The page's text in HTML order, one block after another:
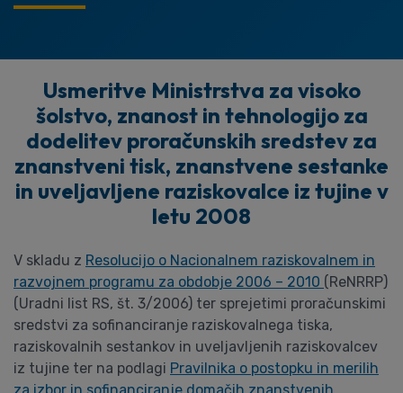
Usmeritve Ministrstva za visoko
šolstvo, znanost in tehnologijo za
dodelitev proračunskih sredstev za
znanstveni tisk, znanstvene sestanke
in uveljavljene raziskovalce iz tujine v
letu 2008
V skladu z Resolucijo o Nacionalnem raziskovalnem in
razvojnem programu za obdobje 2006 – 2010 (ReNRRP)
(Uradni list RS, št. 3/2006) ter sprejetimi proračunskimi
sredstvi za sofinanciranje raziskovalnega tiska,
raziskovalnih sestankov in uveljavljenih raziskovalcev
iz tujine ter na podlagi Pravilnika o postopku in merilih